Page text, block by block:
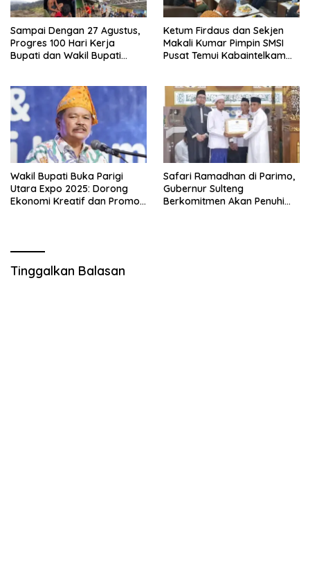
Sampai Dengan 27 Agustus,
Progres 100 Hari Kerja
Bupati dan Wakil Bupati
Ketum Firdaus dan Sekjen
Makali Kumar Pimpin SMSI
Pusat Temui Kabaintelkam
Berkesinambungan
Wakil Bupati Buka Parigi
Utara Expo 2025: Dorong
Ekonomi Kreatif dan Promosi
Safari Ramadhan di Parimo,
Gubernur Sulteng
Berkomitmen Akan Penuhi
Tinggalkan Balasan